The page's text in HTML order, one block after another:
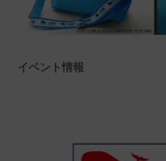
イベント情報